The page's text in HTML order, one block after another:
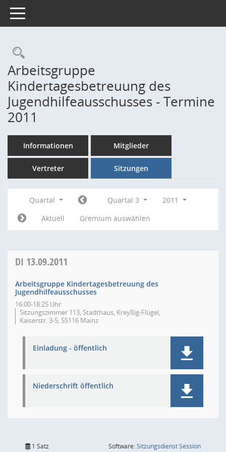
Toggle navigation
Rechercheauswahl
Arbeitsgruppe
Kindertagesbetreuung des
Jugendhilfeausschusses - Termine
2011
Informationen Mitglieder
Vertreter Sitzungen
Quartal Quartal 3
2011
Aktuell
Gremium auswählen
DI 13.09.2011
Arbeitsgruppe Kindertagesbetreuung des
Jugendhilfeausschusses
16:00-18:25 Uhr
Sitzungszimmer 113, Stadthaus, Kreyßig-Flügel,
Kaiserstr. 3-5, 55116 Mainz
Einladung - öffentlich
Niederschrift öffentlich
1 Satz Software:SitzungsdienstSession(Wird in